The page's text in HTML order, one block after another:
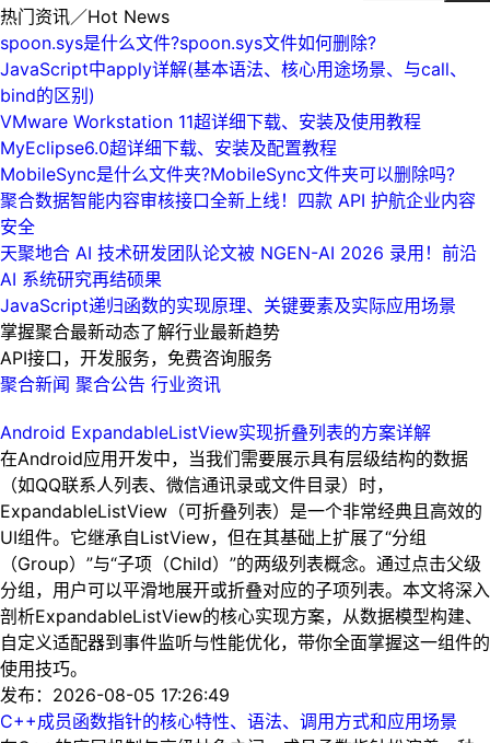
热门资讯／Hot News
spoon.sys是什么文件?spoon.sys文件如何删除?
JavaScript中apply详解(基本语法、核心用途场景、与call、
bind的区别)
VMware Workstation 11超详细下载、安装及使用教程
MyEclipse6.0超详细下载、安装及配置教程
MobileSync是什么文件夹?MobileSync文件夹可以删除吗?
聚合数据智能内容审核接口全新上线！四款 API 护航企业内容
安全
天聚地合 AI 技术研发团队论文被 NGEN-AI 2026 录用！前沿
AI 系统研究再结硕果
JavaScript递归函数的实现原理、关键要素及实际应用场景
掌握聚合最新动态了解行业最新趋势
API接口，开发服务，免费咨询服务
聚合新闻 聚合公告 行业资讯
Android ExpandableListView实现折叠列表的方案详解
在Android应用开发中，当我们需要展示具有层级结构的数据
（如QQ联系人列表、微信通讯录或文件目录）时，
ExpandableListView（可折叠列表）是一个非常经典且高效的
UI组件。它继承自ListView，但在其基础上扩展了“分组
（Group）”与“子项（Child）”的两级列表概念。通过点击父级
分组，用户可以平滑地展开或折叠对应的子项列表。本文将深入
剖析ExpandableListView的核心实现方案，从数据模型构建、
自定义适配器到事件监听与性能优化，带你全面掌握这一组件的
使用技巧。
发布：2026-08-05 17:26:49
C++成员函数指针的核心特性、语法、调用方式和应用场景